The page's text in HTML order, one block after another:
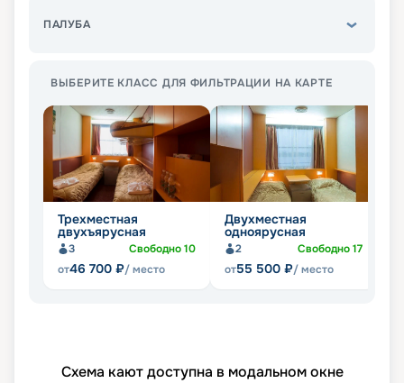
ПАЛУБА
ВЫБЕРИТЕ КЛАСС ДЛЯ ФИЛЬТРАЦИИ НА КАРТЕ
Трехместная
двухъярусная
3 Свободно10
от46 700 ₽/ место
Двухместная
одноярусная
2 Свободно17
от55 500 ₽/ место
Схема кают доступна в модальном окне